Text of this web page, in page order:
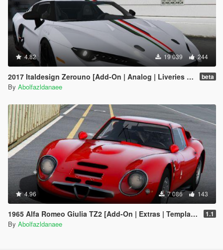
4.82 19 039 244
2017 Italdesign Zerouno [Add-On | Analog | Liveries | Extras] beta
By Abolfazldanaee
4.96 7 086 143
1965 Alfa Romeo Giulia TZ2 [Add-On | Extras | Template] 1.1
By Abolfazldanaee